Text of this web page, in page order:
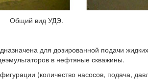
Общий вид УДЭ.
для дозированной подачи
в нефтяные скважины.
(количество насосов, подача,